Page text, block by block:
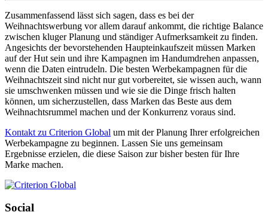
Zusammenfassend lässt sich sagen, dass es bei der
Weihnachtswerbung vor allem darauf ankommt, die richtige Balance
zwischen kluger Planung und ständiger Aufmerksamkeit zu finden.
Angesichts der bevorstehenden Haupteinkaufszeit müssen Marken
auf der Hut sein und ihre Kampagnen im Handumdrehen anpassen,
wenn die Daten eintrudeln. Die besten Werbekampagnen für die
Weihnachtszeit sind nicht nur gut vorbereitet, sie wissen auch, wann
sie umschwenken müssen und wie sie die Dinge frisch halten
können, um sicherzustellen, dass Marken das Beste aus dem
Weihnachtsrummel machen und der Konkurrenz voraus sind.
Kontakt zu Criterion Global um mit der Planung Ihrer erfolgreichen
Werbekampagne zu beginnen. Lassen Sie uns gemeinsam
Ergebnisse erzielen, die diese Saison zur bisher besten für Ihre
Marke machen.
Social